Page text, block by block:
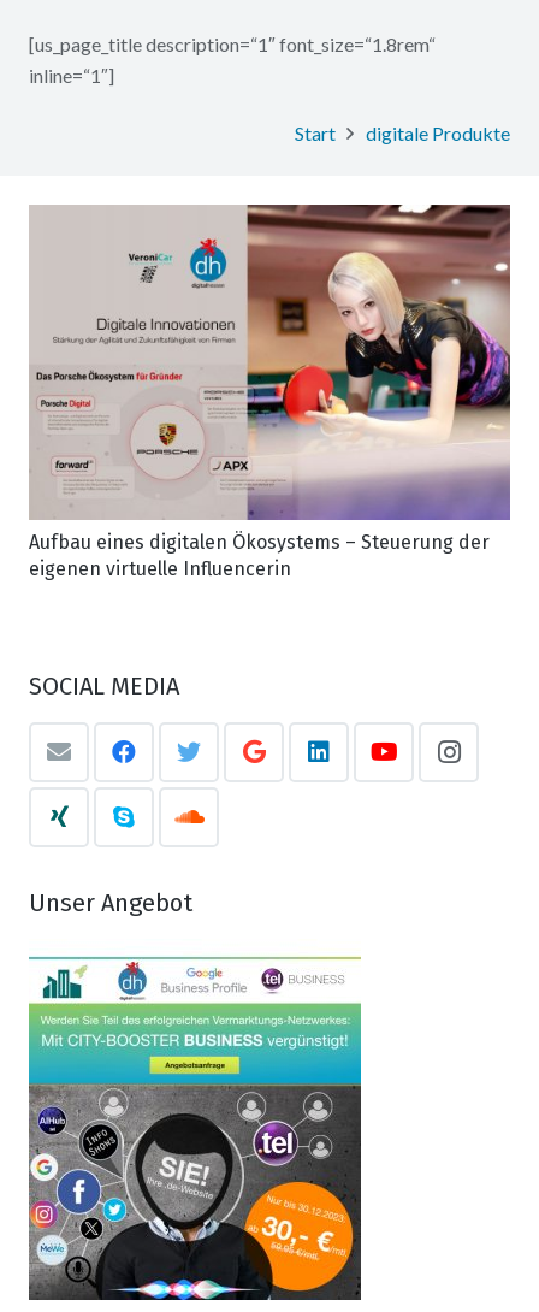
[us_page_title description=“1″ font_size=“1.8rem“
inline=“1″]
Start digitale Produkte
Aufbau eines digitalen Ökosystems – Steuerung der
eigenen virtuelle Influencerin
SOCIAL MEDIA
Unser Angebot